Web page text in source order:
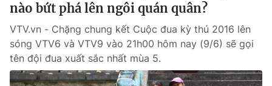
Góc doanh nghiệp
Truyền hình
Phim VTV
Hậu trường
Nhân vật
Giải trí
Điện ảnh
Đời sống
nào bứt phá lên ngôi quán quân?
VTV.vn - Chặng chung kết Cuộc đua kỳ thú 2016 lên
sóng VTV6 và VTV9 vào 21h00 hôm nay (9/6) sẽ gọi
tên đội đua xuất sắc nhất mùa 5.